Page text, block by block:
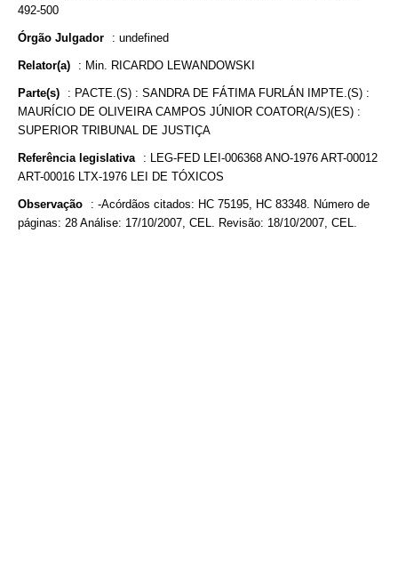
492-500
Órgão Julgador : undefined
Relator(a) : Min. RICARDO LEWANDOWSKI
Parte(s) : PACTE.(S) : SANDRA DE FÁTIMA FURLÁN IMPTE.(S) :
MAURÍCIO DE OLIVEIRA CAMPOS JÚNIOR COATOR(A/S)(ES) :
SUPERIOR TRIBUNAL DE JUSTIÇA
Referência legislativa : LEG-FED LEI-006368 ANO-1976 ART-00012
ART-00016 LTX-1976 LEI DE TÓXICOS
Observação : -Acórdãos citados: HC 75195, HC 83348. Número de
páginas: 28 Análise: 17/10/2007, CEL. Revisão: 18/10/2007, CEL.